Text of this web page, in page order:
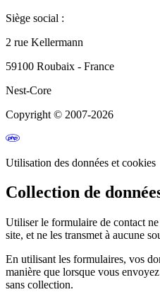
Siège social :
2 rue Kellermann
59100 Roubaix - France
Nest-Core
Copyright © 2007-2026
Utilisation des données et cookies
Collection de
Utiliser le formulaire de contact
site, et ne les transmet à aucune
En utilisant les formulaires, vos
manière que lorsque vous
sans collection.